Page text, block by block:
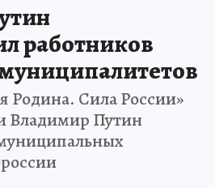
работников
Родина. Сила России»
Владимир Путин